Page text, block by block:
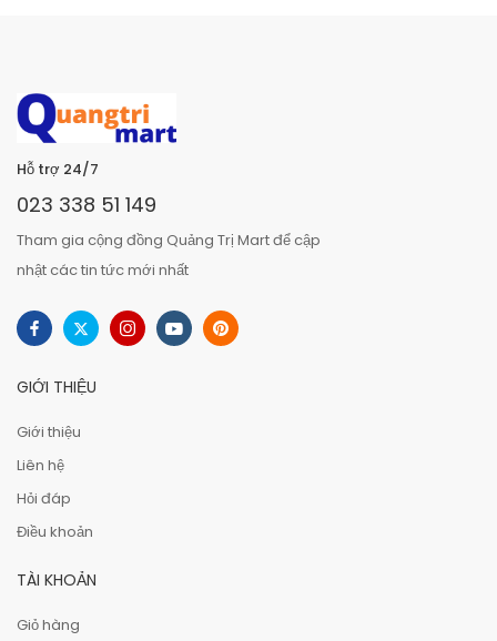
Hỗ trợ 24/7
023 338 51 149
Tham gia cộng đồng Quảng Trị Mart để cập
nhật các tin tức mới nhất
GIỚI THIỆU
Giới thiệu
Liên hệ
Hỏi đáp
Điều khoản
TÀI KHOẢN
Giỏ hàng